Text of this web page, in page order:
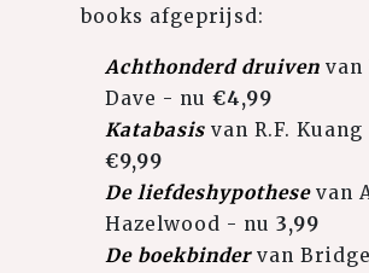
books afgeprijsd:
Achthonderd druiven van
Dave - nu€4,99
Katabasis van R.F.
€9,99
De liefdeshypothese van
Hazelwood - nu3,99
De boekbinder van